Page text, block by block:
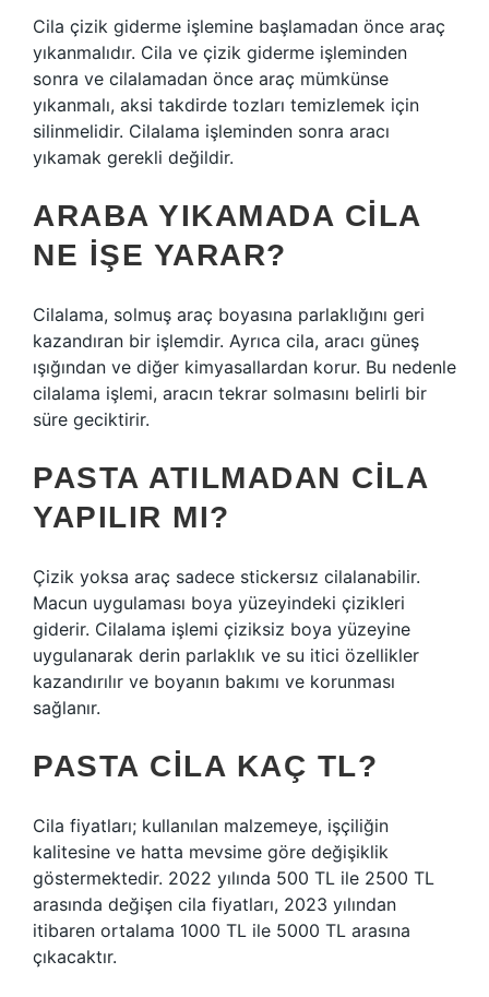
Cila çizik giderme işlemine başlamadan önce araç
yıkanmalıdır. Cila ve çizik giderme işleminden
sonra ve cilalamadan önce araç mümkünse
yıkanmalı, aksi takdirde tozları temizlemek için
silinmelidir. Cilalama işleminden sonra aracı
yıkamak gerekli değildir.
ARABA YIKAMADA CILA
NE IŞE YARAR?
Cilalama, solmuş araç boyasına parlaklığını geri
kazandıran bir işlemdir. Ayrıca cila, aracı güneş
ışığından ve diğer kimyasallardan korur. Bu nedenle
cilalama işlemi, aracın tekrar solmasını belirli bir
süre geciktirir.
PASTA ATILMADAN CILA
YAPILIR MI?
Çizik yoksa araç sadece stickersız cilalanabilir.
Macun uygulaması boya yüzeyindeki çizikleri
giderir. Cilalama işlemi çiziksiz boya yüzeyine
uygulanarak derin parlaklık ve su itici özellikler
kazandırılır ve boyanın bakımı ve korunması
sağlanır.
PASTA CILA KAÇ TL?
Cila fiyatları; kullanılan malzemeye, işçiliğin
kalitesine ve hatta mevsime göre değişiklik
göstermektedir. 2022 yılında 500 TL ile 2500 TL
arasında değişen cila fiyatları, 2023 yılından
itibaren ortalama 1000 TL ile 5000 TL arasına
çıkacaktır.